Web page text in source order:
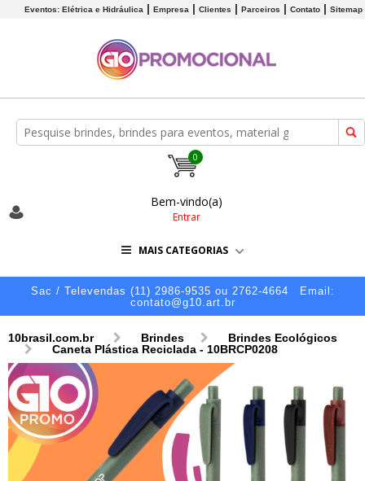
Eventos: Elétrica e Hidráulica Empresa Clientes Parceiros Contato Sitemap
0
Bem-vindo(a)
Entrar
MAIS CATEGORIAS
Sac / Televendas (11) 2986-9535 ou 2762-4664
Email:
contato@g10.art.br
10brasil.com.br Brindes
Brindes Ecológicos
Caneta Plástica Reciclada - 10BRCP0208